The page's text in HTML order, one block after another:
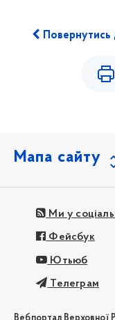
Повернутись
Мапа сайту
Ми у
Фейсбук
Ютьюб
Телеграм